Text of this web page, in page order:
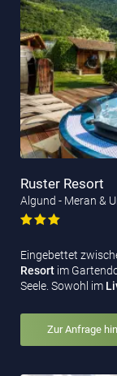
Ruster Resort
Algund - Meran &
Eingebettet
Resort im
Seele. Sowohl im
Zur Anfrage